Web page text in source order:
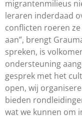
migrantenmilieus
leraren inderdaad
conflicten roeren
aan”, brengt
spreken, is
ondersteuning
gesprek met het
open, wij
bieden
wat we kunnen om